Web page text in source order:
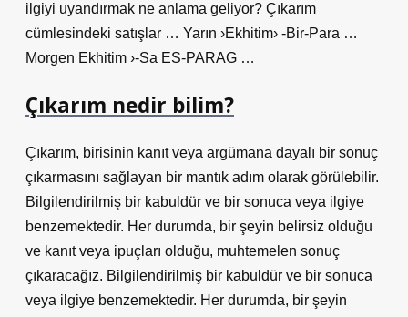
ilgiyi uyandırmak ne anlama geliyor? Çıkarım
cümlesindeki satışlar … Yarın ›Ekhitim› -Bir-Para …
Morgen Ekhitim ›-Sa ES-PARAG …
Çıkarım nedir bilim?
Çıkarım, birisinin kanıt veya argümana dayalı bir sonuç
çıkarmasını sağlayan bir mantık adım olarak görülebilir.
Bilgilendirilmiş bir kabuldür ve bir sonuca veya ilgiye
benzemektedir. Her durumda, bir şeyin belirsiz olduğu
ve kanıt veya ipuçları olduğu, muhtemelen sonuç
çıkaracağız. Bilgilendirilmiş bir kabuldür ve bir sonuca
veya ilgiye benzemektedir. Her durumda, bir şeyin